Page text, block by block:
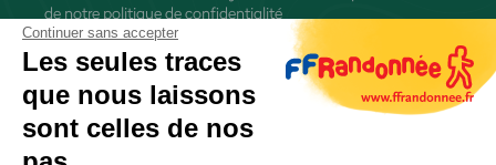
de notre politique de confidentialité
Continuer sans accepter
Les seules traces
que nous laissons
sont celles de nos